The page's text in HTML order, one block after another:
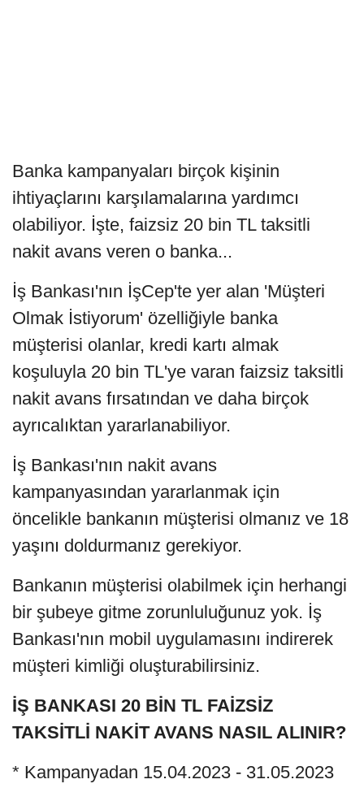
Banka kampanyaları birçok kişinin
ihtiyaçlarını karşılamalarına yardımcı
olabiliyor. İşte, faizsiz 20 bin TL taksitli
nakit avans veren o banka...
İş Bankası'nın İşCep'te yer alan 'Müşteri
Olmak İstiyorum' özelliğiyle banka
müşterisi olanlar, kredi kartı almak
koşuluyla 20 bin TL'ye varan faizsiz taksitli
nakit avans fırsatından ve daha birçok
ayrıcalıktan yararlanabiliyor.
İş Bankası'nın nakit avans
kampanyasından yararlanmak için
öncelikle bankanın müşterisi olmanız ve 18
yaşını doldurmanız gerekiyor.
Bankanın müşterisi olabilmek için herhangi
bir şubeye gitme zorunluluğunuz yok. İş
Bankası'nın mobil uygulamasını indirerek
müşteri kimliği oluşturabilirsiniz.
İŞ BANKASI 20 BİN TL FAİZSİZ
TAKSİTLİ NAKİT AVANS NASIL ALINIR?
* Kampanyadan 15.04.2023 - 31.05.2023